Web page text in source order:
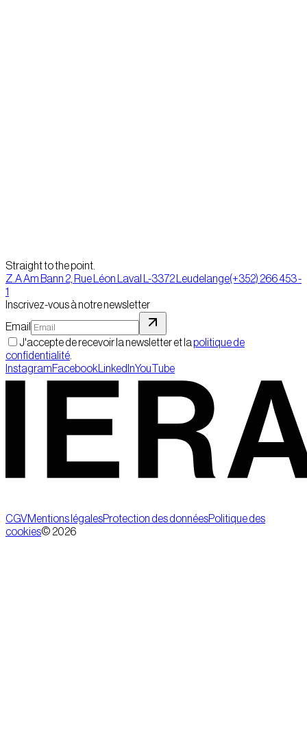
Straight to the point.
Z.A Am Bann 2, Rue Léon Laval L-3372 Leudelange(+352) 266 453 -
1
Inscrivez-vous à notre newsletter
Email
J'accepte de recevoir la newsletter et lapolitique de
confidentialité
InstagramFacebook LinkedInYouTube
CGVMentions légalesProtection des donnéesPolitique des
cookies© 2026